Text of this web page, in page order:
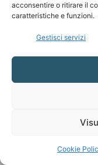
acconsentire o ritirare il
caratteristiche e funzioni.
Gestisci servizi
Cookie